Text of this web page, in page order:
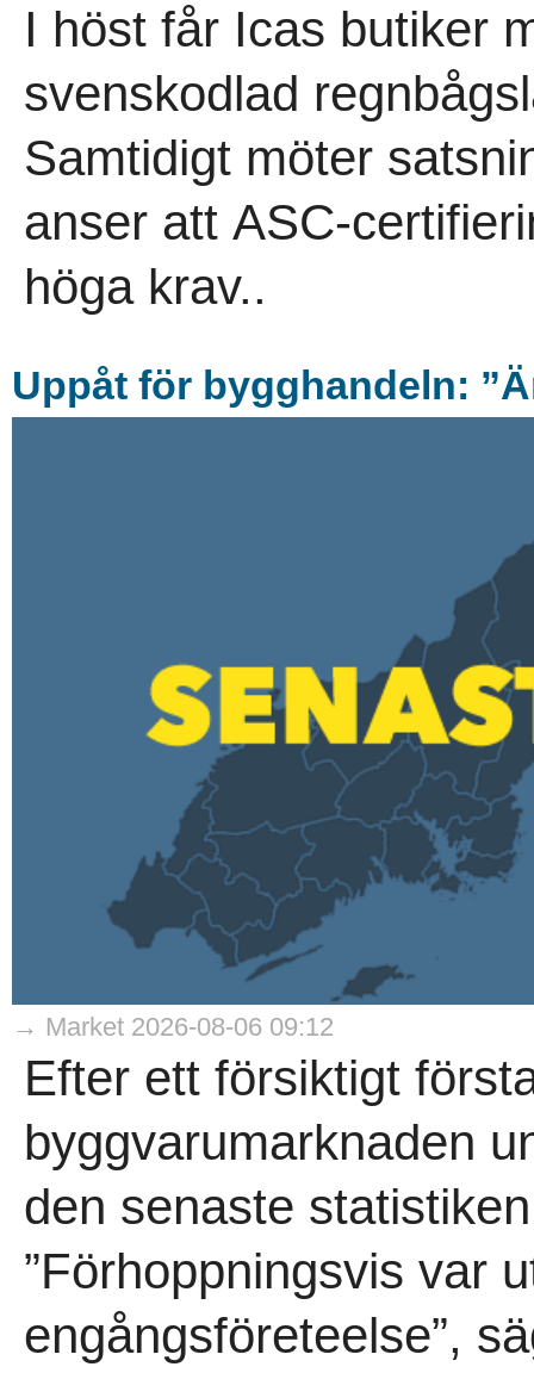
I höst får Icas butiker
svenskodlad
Samtidigt möter
anser att ASC-
höga krav..
→ Market 2026-08-06 09:12
Efter ett försiktigt
byggvarumarknaden
den senaste
”Förhoppningsvis var
engångsföreteelse”,